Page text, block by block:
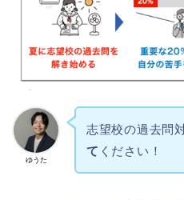
ゆうた
志望校の過去問
て ください！